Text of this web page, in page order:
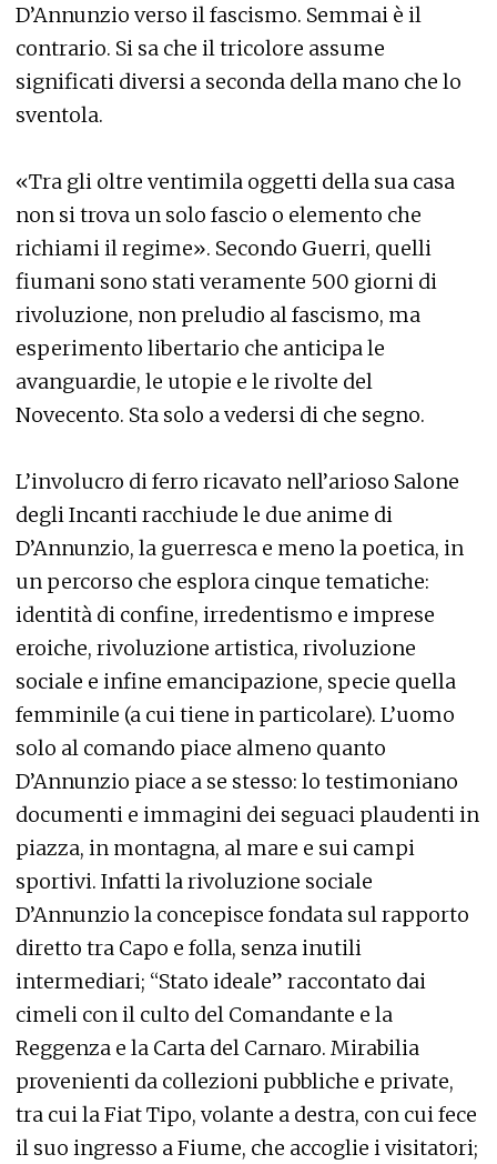
D’Annunzio verso il fascismo. Semmai è il
contrario. Si sa che il tricolore assume
significati diversi a seconda della mano che lo
sventola.
«Tra gli oltre ventimila oggetti della sua casa
non si trova un solo fascio o elemento che
richiami il regime». Secondo Guerri, quelli
fiumani sono stati veramente 500 giorni di
rivoluzione, non preludio al fascismo, ma
esperimento libertario che anticipa le
avanguardie, le utopie e le rivolte del
Novecento. Sta solo a vedersi di che segno.
L’involucro di ferro ricavato nell’arioso Salone
degli Incanti racchiude le due anime di
D’Annunzio, la guerresca e meno la poetica, in
un percorso che esplora cinque tematiche:
identità di confine, irredentismo e imprese
eroiche, rivoluzione artistica, rivoluzione
sociale e infine emancipazione, specie quella
femminile (a cui tiene in particolare). L’uomo
solo al comando piace almeno quanto
D’Annunzio piace a se stesso: lo testimoniano
documenti e immagini dei seguaci plaudenti in
piazza, in montagna, al mare e sui campi
sportivi. Infatti la rivoluzione sociale
D’Annunzio la concepisce fondata sul rapporto
diretto tra Capo e folla, senza inutili
intermediari; “Stato ideale” raccontato dai
cimeli con il culto del Comandante e la
Reggenza e la Carta del Carnaro. Mirabilia
provenienti da collezioni pubbliche e private,
tra cui la Fiat Tipo, volante a destra, con cui fece
il suo ingresso a Fiume, che accoglie i visitatori;